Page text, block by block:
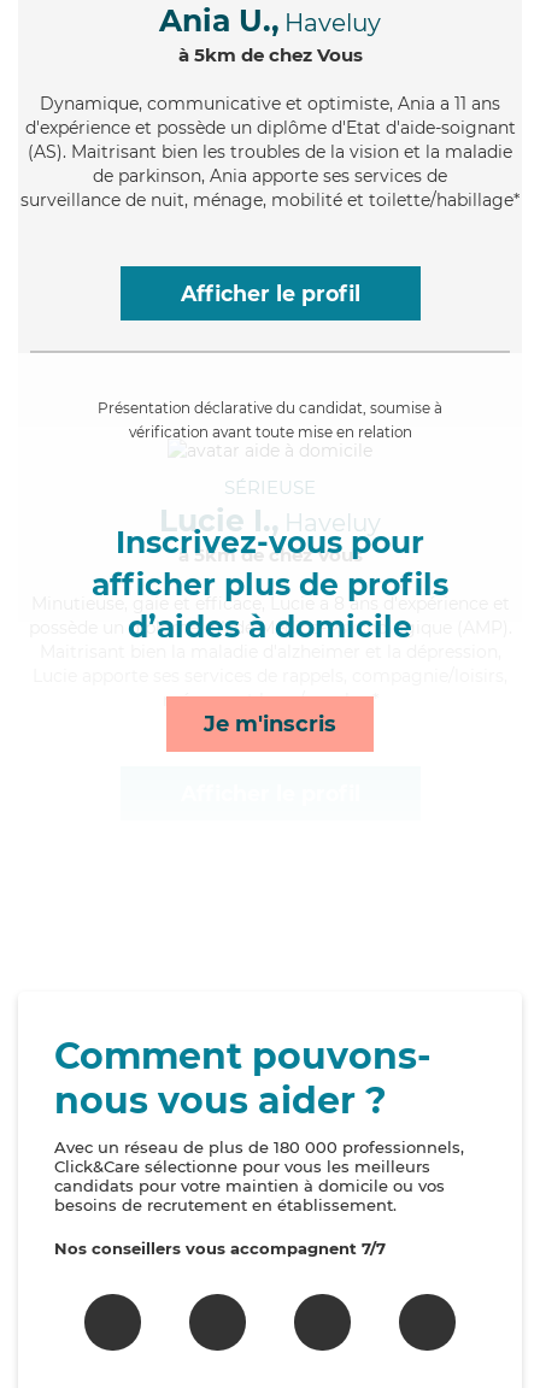
Ania U., Haveluy
à 5km de chez Vous
Dynamique, communicative et optimiste, Ania a 11 ans
d'expérience et possède un diplôme d'Etat d'aide-soignant
(AS). Maitrisant bien les troubles de la vision et la maladie
de parkinson, Ania apporte ses services de
surveillance de nuit, ménage, mobilité et toilette/habillage*
Afficher le profil
Présentation déclarative du candidat, soumise à
vérification avant toute mise en relation
Inscrivez-vous pour
afficher plus de profils
d’aides à domicile
Je m'inscris
SÉRIEUSE
Lucie I., Haveluy
à 5km de chez Vous
, gaie et efficace, Lucie a 8 ans d'expérience et
possède un diplôme d'Aide Médico-Psychologique (AMP).
ménage et lever/coucher*
Comment pouvons-
nous vous aider ?
Avec un réseau de plus de 180 000 professionnels,
Click&Care sélectionne pour vous les meilleurs
candidats pour votre maintien à domicile ou vos
besoins de recrutement en établissement.
Nos conseillers vous accompagnent 7/7